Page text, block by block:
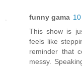
funny gama
This show is
feels like
reminder that
messy.